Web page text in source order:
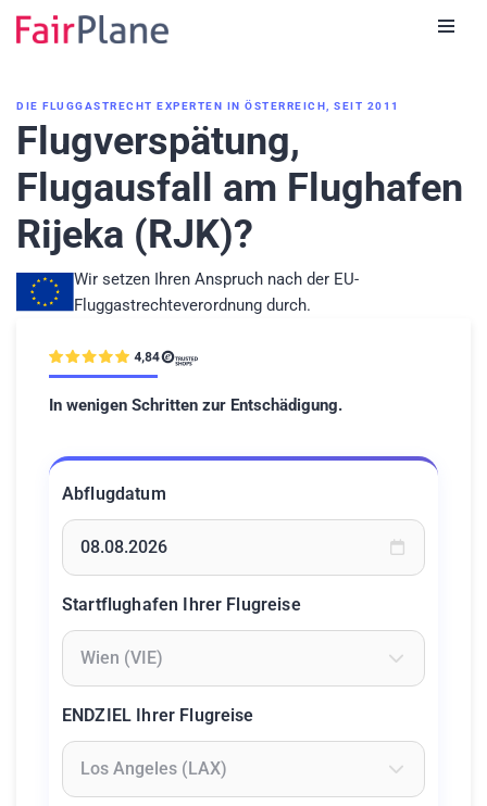
DIE FLUGGASTRECHT EXPERTEN IN ÖSTERREICH, SEIT 2011
Flugverspätung,
Flugausfall am Flughafen
Rijeka (RJK)?
Wir setzen Ihren Anspruch nach der EU-
Fluggastrechteverordnung durch.
In wenigen Schritten zur Entschädigung.
Abflugdatum
Startflughafen Ihrer Flugreise
ENDZIEL Ihrer Flugreise